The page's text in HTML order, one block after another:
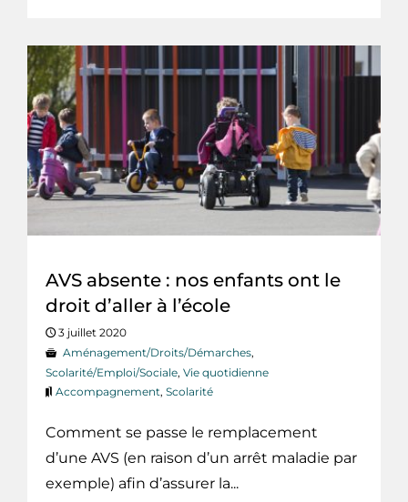
AVS absente : nos enfants ont le
droit d’aller à l’école
3 juillet 2020
Aménagement/Droits/Démarches,
Scolarité/Emploi/Sociale, Vie quotidienne
Accompagnement, Scolarité
Comment se passe le remplacement
d’une AVS (en raison d’un arrêt maladie par
exemple) afin d’assurer la...